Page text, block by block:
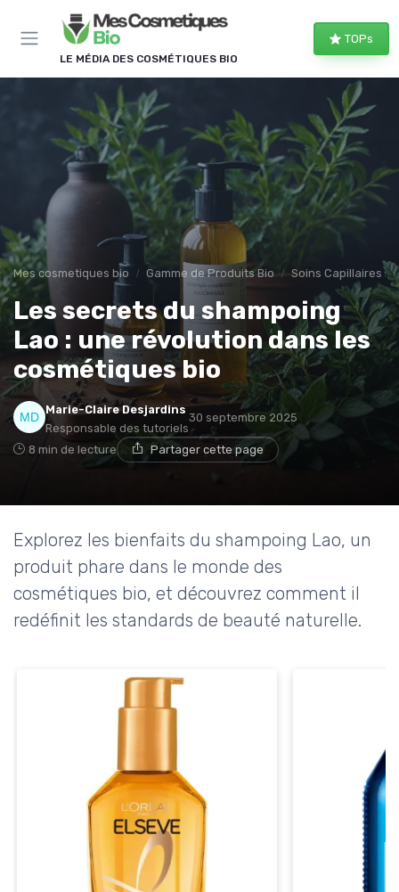
LE MÉDIA DES COSMÉTIQUES BIO
TOPs
Mes cosmetiques bio Gamme de Produits Bio Soins Capillaires
Les secrets du shampoing
Lao : une révolution dans les
cosmétiques bio
Marie-Claire Desjardins
Responsable des tutoriels
30 septembre 2025
8 min de lecture Partager cette page
Explorez les bienfaits du shampoing Lao, un
produit phare dans le monde des
cosmétiques bio, et découvrez comment il
redéfinit les standards de beauté naturelle.
Panneau de gestion des cookies